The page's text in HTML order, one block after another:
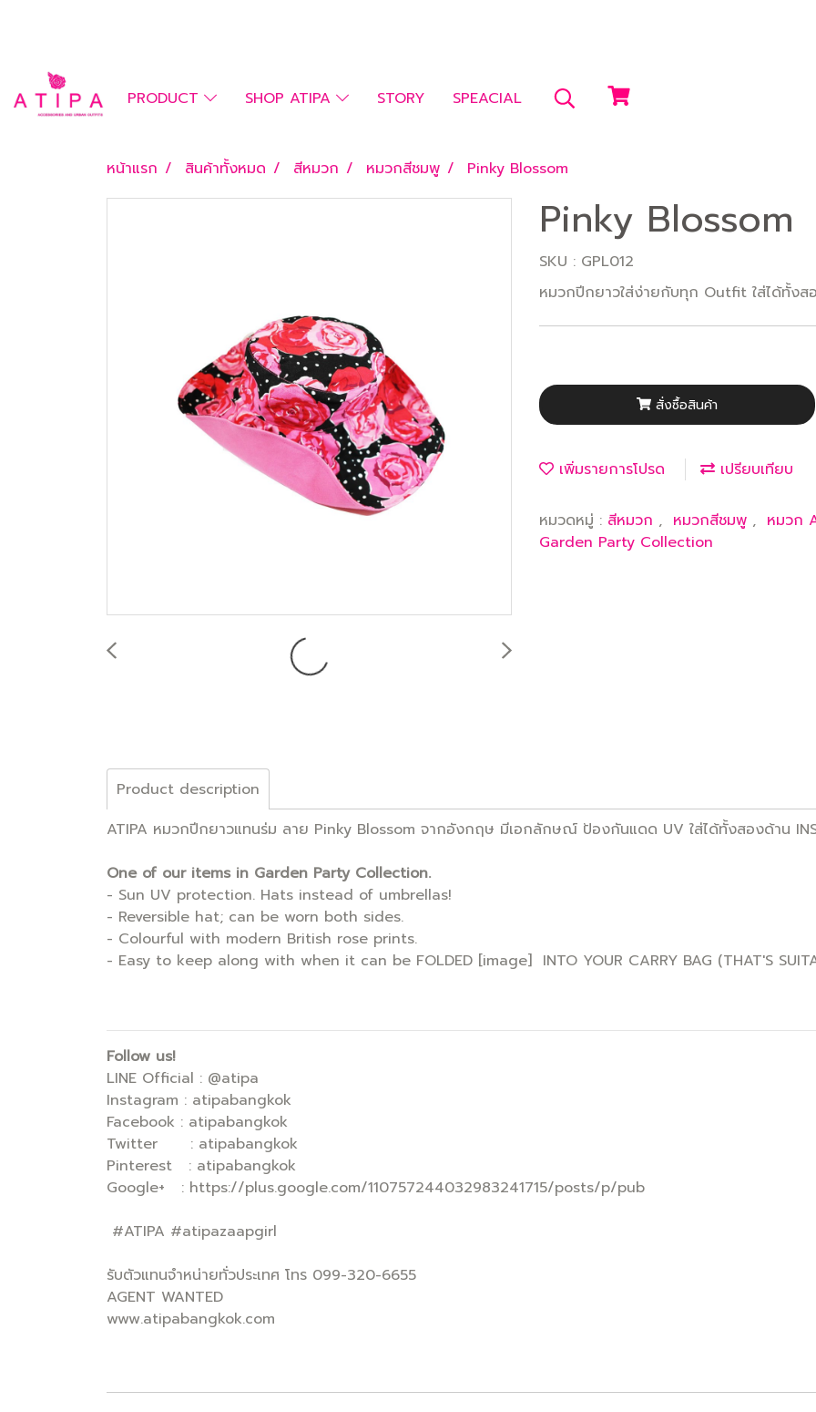
PRODUCT SHOP ATIPA STORY SPEACIAL
หน้าแรก สินค้าทั้งหมด สีหมวก หมวกสีชมพู Pinky Blossom
Pinky Blossom
SKU : GPL012
หมวกปีกยาวใส่ง่ายกับทุก Outfit ใส่ได้ทั้ง
สั่งซื้อสินค้า
เพิ่มรายการโปรด เปรียบเทียบ
หมวดหมู่ : สีหมวก , หมวกสีชมพู , หมวก
Garden Party Collection
Product description
ATIPA หมวกปีกยาวแทนร่ม ลาย Pinky Blossom จากอังกฤษ มีเอกลักษณ์ ป้องกันแดด UV ใส่ได้ทั้งสองด้าน
One of our items in Garden Party Collection.
- Sun UV protection. Hats instead of umbrellas!
- Reversible hat; can be worn both sides.
- Colourful with modern British rose prints.
- Easy to keep along with when it can be FOLDED [image] INTO YOUR CARRY BAG (THAT'S
Follow us!
LINE Official : @atipa
Instagram : atipabangkok
Facebook : atipabangkok
Twitter : atipabangkok
Pinterest : atipabangkok
Google+ : https://plus.google.com/110757244032983241715/posts/p/pub
#ATIPA #atipazaapgirl
รับตัวแทนจำหน่ายทั่วประเทศ โทร 099-320-6655
AGENT WANTED
www.atipabangkok.com